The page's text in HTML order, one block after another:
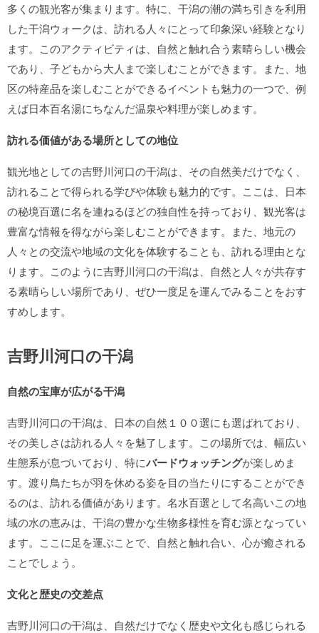
多くの観光客が集まります。特に、干潟の潮の満ち引きを利用
した干潟ウォークは、訪れる人々にとって印象深い経験となり
ます。このアクティビティは、自然と触れ合う素晴らしい機会
であり、子どもから大人まで楽しむことができます。また、地
区の特産品を楽しむことができるイベントも魅力の一つで、例
えば日本百名湯にちなんだ温泉や料理が楽しめます。
訪れる価値がある場所としての地位
観光地としての吉野川河口の干潟は、その自然美だけでなく、
訪れることで得られる学びや体験も魅力的です。ここは、日本
の秘境百選に名を連ねるほどの独自性を持っており、観光客は
豊富な情報を得ながら楽しむことができます。また、地元の
人々との交流や地域の文化を体験することも、訪れる理由とな
ります。このように吉野川河口の干潟は、自然と人々が共存す
る素晴らしい場所であり、ぜひ一度足を運んでみることをおす
すめします。
吉野川河口の干潟
自然の宝庫が広がる干潟
吉野川河口の干潟は、日本の自然１００選にも選ばれており、
その美しさは訪れる人々を魅了します。この場所では、幅広い
生態系が息づいており、特にバードウォッチングが楽しめま
す。渡り鳥たちが羽を休める姿を目の当たりにすることができ
るのは、訪れる価値があります。名水百選として名高いこの地
域の水の恵みは、干潟の豊かな生物多様性を育む源となってい
ます。ここに足を運ぶことで、自然と触れ合い、心が癒される
ことでしょう。
文化と歴史の交差点
吉野川河口の干潟は、自然だけでなく歴史や文化も感じられる